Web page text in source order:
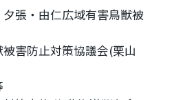
張・由仁広域有害鳥獣被
害防止対策協議会(栗山